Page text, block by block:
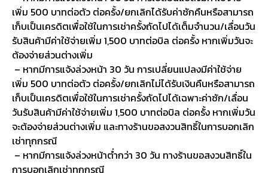
เพิ่ม 500 บาทต่อตัว ต่อครั้ง/ยกเลิกได้รับค่าซักคืนหรือสามารถ
เก็บเป็นเครดิตเพื่อใช้ในการเช่าครั้งถัดไปได้เต็มจำนวน/เลื่อนวัน
รับสินค้ามีค่าใช้จ่ายเพิ่ม 1,500 บาทต่อบิล ต่อครั้ง หากเพิ่มวันจะ
ต้องจ่ายส่วนต่างเพิ่ม
– หากมีการแจ้งล่วงหน้า 30 วัน การเปลี่ยนแปลงมีค่าใช้จ่าย
เพิ่ม 500 บาทต่อตัว ต่อครั้ง/ยกเลิกไม่ได้รับเงินคืนหรือสามารถ
เก็บเป็นเครดิตเพื่อใช้ในการเช่าครั้งถัดไปได้เฉพาะค่าซัก/เลื่อน
วันรับสินค้ามีค่าใช้จ่ายเพิ่ม 1,500 บาทต่อบิล ต่อครั้ง หากเพิ่มวัน
จะต้องจ่ายส่วนต่างเพิ่ม และทางร้านขอสงวนสิทธิ์ในการบอกเลิก
เช่าทุกกรณี
– หากมีการแจ้งล่วงหน้าต่ำกว่า 30 วัน ทางร้านขอสงวนสิทธิ์ใน
การบอกเลิกเช่าทุกกรณี